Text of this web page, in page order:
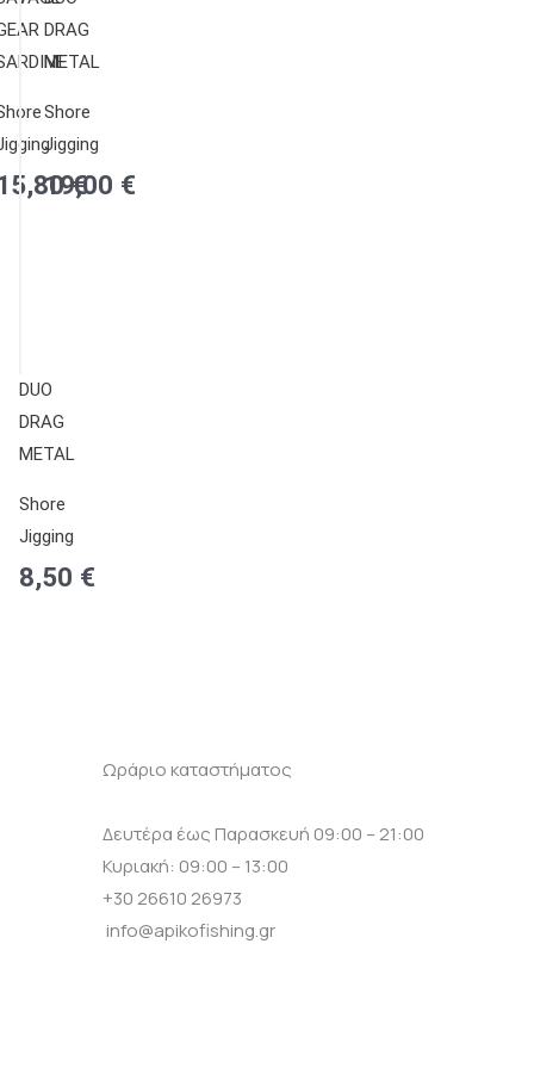
€
DRAG
DRAG
METAL
Shore
Jigging
19,00 €
DRAG
DUO
DRAG
METAL
Shore
Jigging
8,50 €
Ωράριο καταστήματος
Δευτέρα έως Παρασκευή 09:00 – 21:00
Κυριακή: 09:00 – 13:00
+30 26610 26973
info@apikofishing.gr